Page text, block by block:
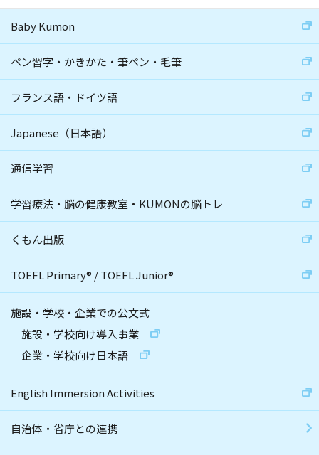
Baby Kumon
ペン習字・かきかた・筆ペン・毛筆
フランス語・ドイツ語
Japanese（日本語）
通信学習
学習療法・脳の健康教室・KUMONの脳トレ
くもん出版
TOEFL Primary® /TOEFL Junior®
施設・学校・企業での公文式
施設・学校向け導入事業
企業・学校向け日本語
English Immersion Activities
自治体・省庁との連携